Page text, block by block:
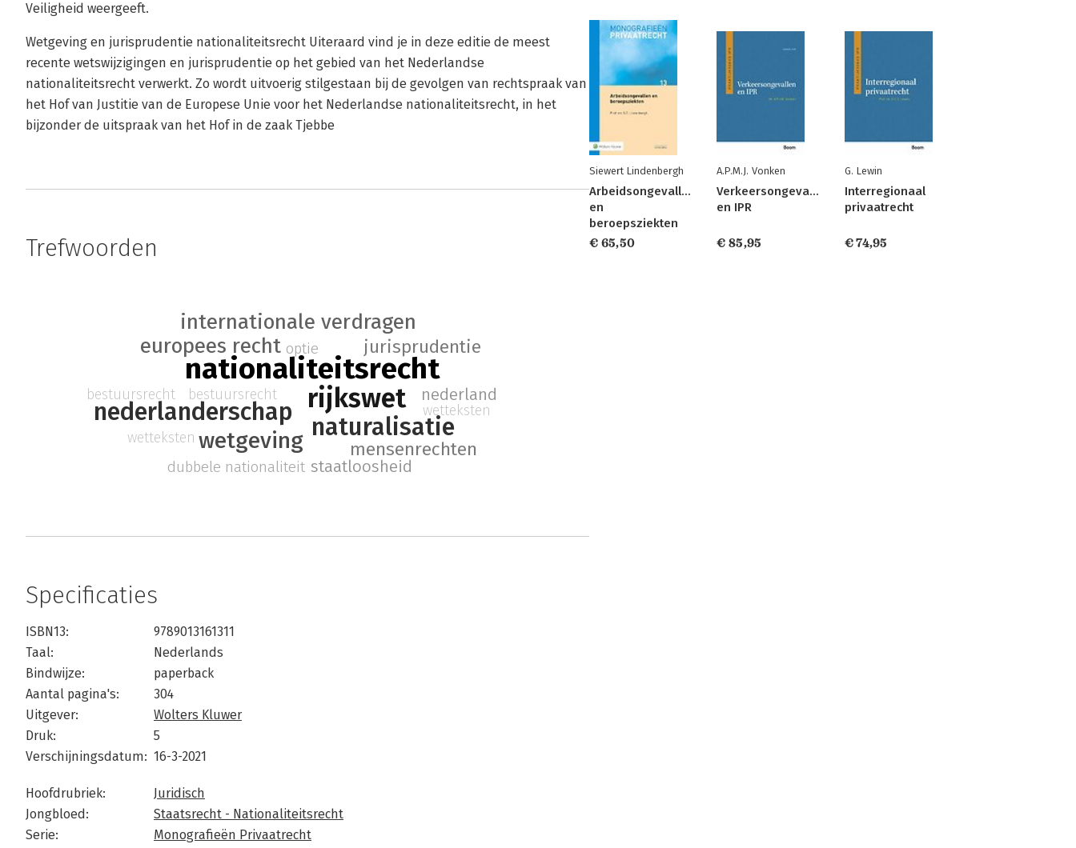
Veiligheid weergeeft.
Wetgeving en jurisprudentie nationaliteitsrecht Uiteraard vind je in deze editie de meest
recente wetswijzigingen en jurisprudentie op het gebied van het Nederlandse
nationaliteitsrecht verwerkt. Zo wordt uitvoerig stilgestaan bij de gevolgen van rechtspraak van
het Hof van Justitie van de Europese Unie voor het Nederlandse nationaliteitsrecht, in het
bijzonder de uitspraak van het Hof in de zaak Tjebbe
Trefwoorden
nationaliteitsrecht
rijkswet
naturalisatie
nederlanderschap
wetgeving
europees recht
internationale verdragen
jurisprudentie
mensenrechten
nederland
staatloosheid
dubbele nationaliteit
optie
bestuursrecht
wetteksten
bestuursrecht
wetteksten
Specificaties
ISBN13:
9789013161311
Taal:
Nederlands
Bindwijze:
paperback
Aantal pagina's:
304
Uitgever:
Wolters Kluwer
Druk:
5
Verschijningsdatum: 16-3-2021
Hoofdrubriek:
Juridisch
Jongbloed:
Staatsrecht - Nationaliteitsrecht
Serie:
Monografieën Privaatrecht
Siewert Lindenbergh
Arbeidsongevallen
en
beroepsziekten
€ 65,50
A.P.M.J. Vonken
Verkeersongevallen
en IPR
€ 85,95
G. Lewin
Interregionaal
privaatrecht
€ 74,95